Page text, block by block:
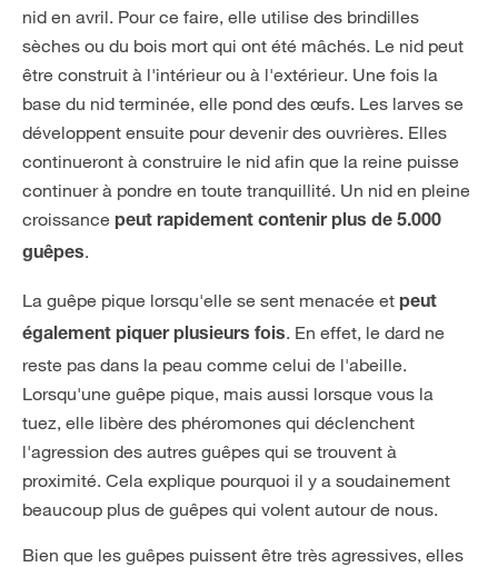
nid en avril. Pour ce faire, elle utilise des brindilles
sèches ou du bois mort qui ont été mâchés. Le nid peut
être construit à l'intérieur ou à l'extérieur. Une fois la
base du nid terminée, elle pond des œufs. Les larves se
développent ensuite pour devenir des ouvrières. Elles
continueront à construire le nid afin que la reine puisse
continuer à pondre en toute tranquillité. Un nid en pleine
croissance peut rapidement contenir plus de 5.000
guêpes.
La guêpe pique lorsqu'elle se sent menacée et peut
également piquer plusieurs fois. En effet, le dard ne
reste pas dans la peau comme celui de l'abeille.
Lorsqu'une guêpe pique, mais aussi lorsque vous la
tuez, elle libère des phéromones qui déclenchent
l'agression des autres guêpes qui se trouvent à
proximité. Cela explique pourquoi il y a soudainement
beaucoup plus de guêpes qui volent autour de nous.
Bien que les guêpes puissent être très agressives, elles